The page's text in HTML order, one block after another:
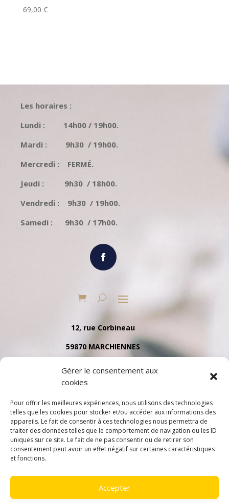
Gérer le consentement aux
cookies
Pour offrir les meilleures expériences, nous utilisons des technologies
telles que les cookies pour stocker et/ou accéder aux informations des
appareils. Le fait de consentir à ces technologies nous permettra de
traiter des données telles que le comportement de navigation ou les ID
uniques sur ce site. Le fait de ne pas consentir ou de retirer son
consentement peut avoir un effet négatif sur certaines caractéristiques
et fonctions.
Accepter
69,00 €
Les horaires :
Lundi : 14h00 / 19h00.
Mardi : 9h30 / 19h00.
Mercredi : FERMÉ.
Jeudi : 9h30 / 18h00.
Vendredi : 9h30 / 19h00.
Samedi : 9h30 / 17h00.
12, rue Corbineau
59870 MARCHIENNES
Tél. 03 27 91 35 79